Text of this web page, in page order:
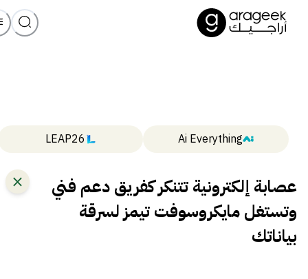
Ai Everything
LEAP26
عصابة إلكترونية تتنكر كفريق دعم فني
وتستغل مايكروسوفت تيمز لسرقة
بياناتك